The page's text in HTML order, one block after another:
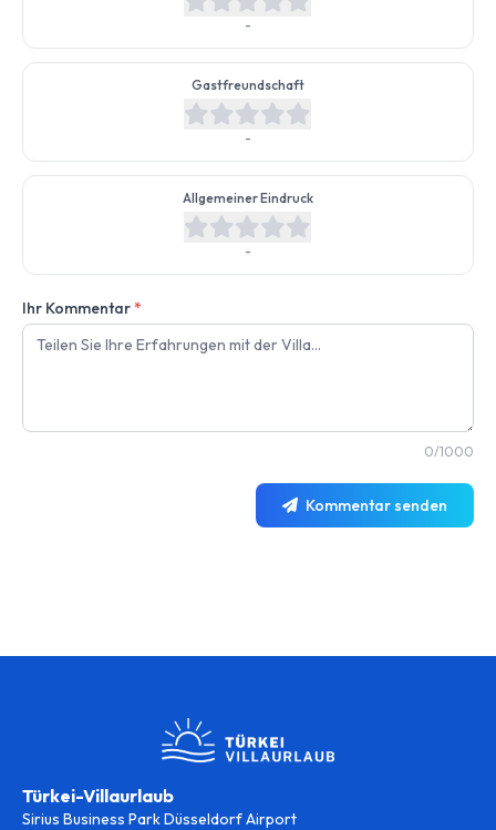
-
Gastfreundschaft
-
Allgemeiner Eindruck
-
Ihr Kommentar*
0/1000
Kommentar senden
Türkei-Villaurlaub
Sirius Business Park Düsseldorf Airport